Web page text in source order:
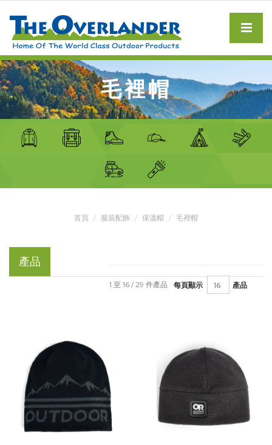
毛裡帽
首頁 服裝配飾 保溫帽 毛裡帽
產品
每頁顯示 產品
1 至 16 / 29 件產品